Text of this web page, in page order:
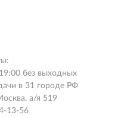
без выходных
в 31 городе РФ
а/я 519
13-56